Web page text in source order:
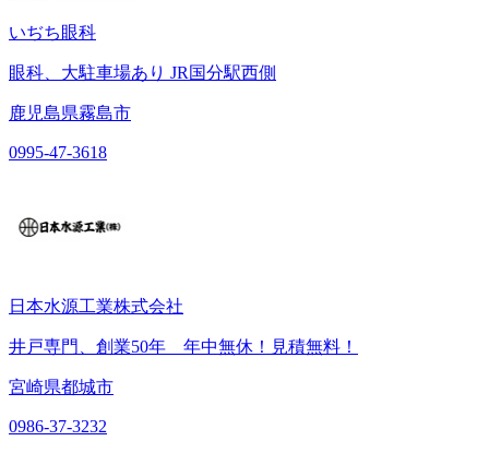
いぢち眼科
眼科、大駐車場あり JR国分駅西側
鹿児島県霧島市
0995-47-3618
日本水源工業株式会社
井戸専門、創業50年 年中無休！見積無料！
宮崎県都城市
0986-37-3232